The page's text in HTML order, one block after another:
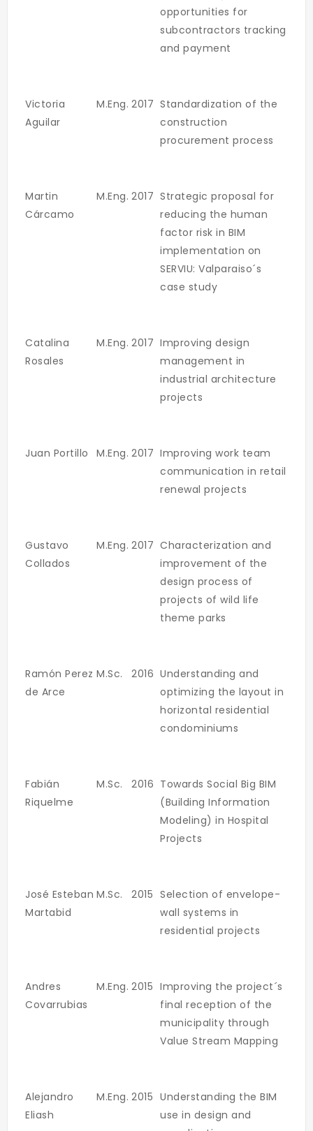
opportunities for
subcontractors tracking
and payment
Victoria
Aguilar
M.Eng. 2017 Standardization of the
construction
procurement process
Martin
Cárcamo
M.Eng. 2017 Strategic proposal for
reducing the human
factor risk in BIM
implementation on
SERVIU: Valparaiso´s
case study
Catalina
Rosales
M.Eng. 2017 Improving design
management in
industrial architecture
projects
Juan Portillo M.Eng. 2017 Improving work team
communication in retail
renewal projects
Gustavo
Collados
M.Eng. 2017 Characterization and
improvement of the
design process of
projects of wild life
theme parks
Ramón Perez
de Arce
M.Sc. 2016 Understanding and
optimizing the layout in
horizontal residential
condominiums
Fabián
Riquelme
M.Sc. 2016 Towards Social Big BIM
(Building Information
Modeling) in Hospital
Projects
José Esteban
Martabid
M.Sc. 2015 Selection of envelope-
wall systems in
residential projects
Andres
Covarrubias
M.Eng. 2015 Improving the project´s
final reception of the
municipality through
Value Stream Mapping
Alejandro
Eliash
M.Eng. 2015 Understanding the BIM
use in design and